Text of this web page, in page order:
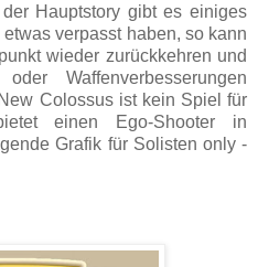
Hauptstory gibt es einiges
verpasst haben, so kann
wieder zurückkehren und
Waffenverbesserungen
Colossus ist kein Spiel für
einen Ego-Shooter in
Grafik für Solisten only -